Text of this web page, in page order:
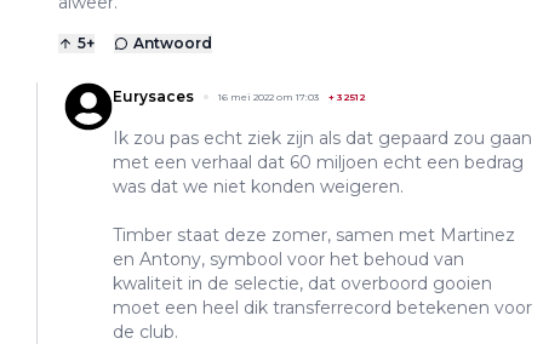
5+ Antwoord
Eurysaces 16 mei 2022 om 17:03 + 32512
Ik zou pas echt ziek zijn als dat gepaard zou gaan
met een verhaal dat 60 miljoen echt een bedrag
was dat we niet konden weigeren.
Timber staat deze zomer, samen met Martinez
en Antony, symbool voor het behoud van
kwaliteit in de selectie, dat overboord gooien
moet een heel dik transferrecord betekenen voor
de club.